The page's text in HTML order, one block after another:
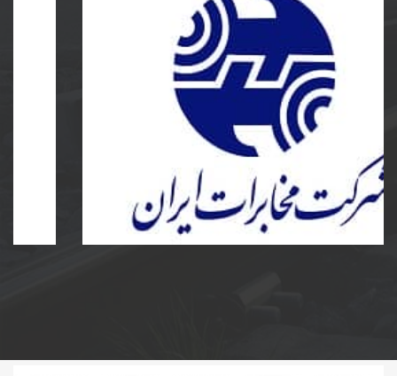
شرکت مخابرات ایران
ساخت و نصب مخزن کامپوزیت و پلی اتیلن و دریچه
مخابرات کامپوزیت به سفارش شرکت مخابرات ایران